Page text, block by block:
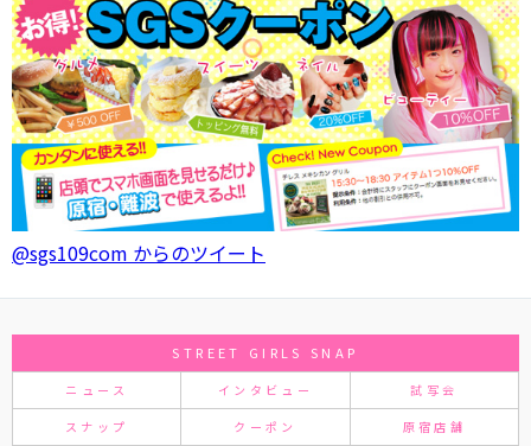
@sgs109com からのツイート
STREET GIRLS SNAP
ニュース インタビュー 試写会
スナップ クーポン 原宿店舗